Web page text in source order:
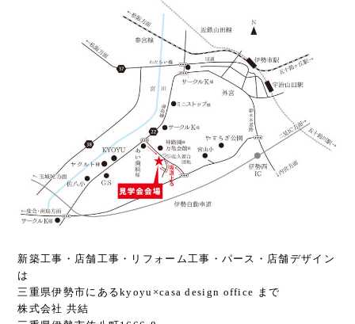
新築工事・店舗工事・リフォーム工事・パース・店舗デザイン
は
三重県伊勢市にあるkyoyu×casa design office まで
株式会社 共結